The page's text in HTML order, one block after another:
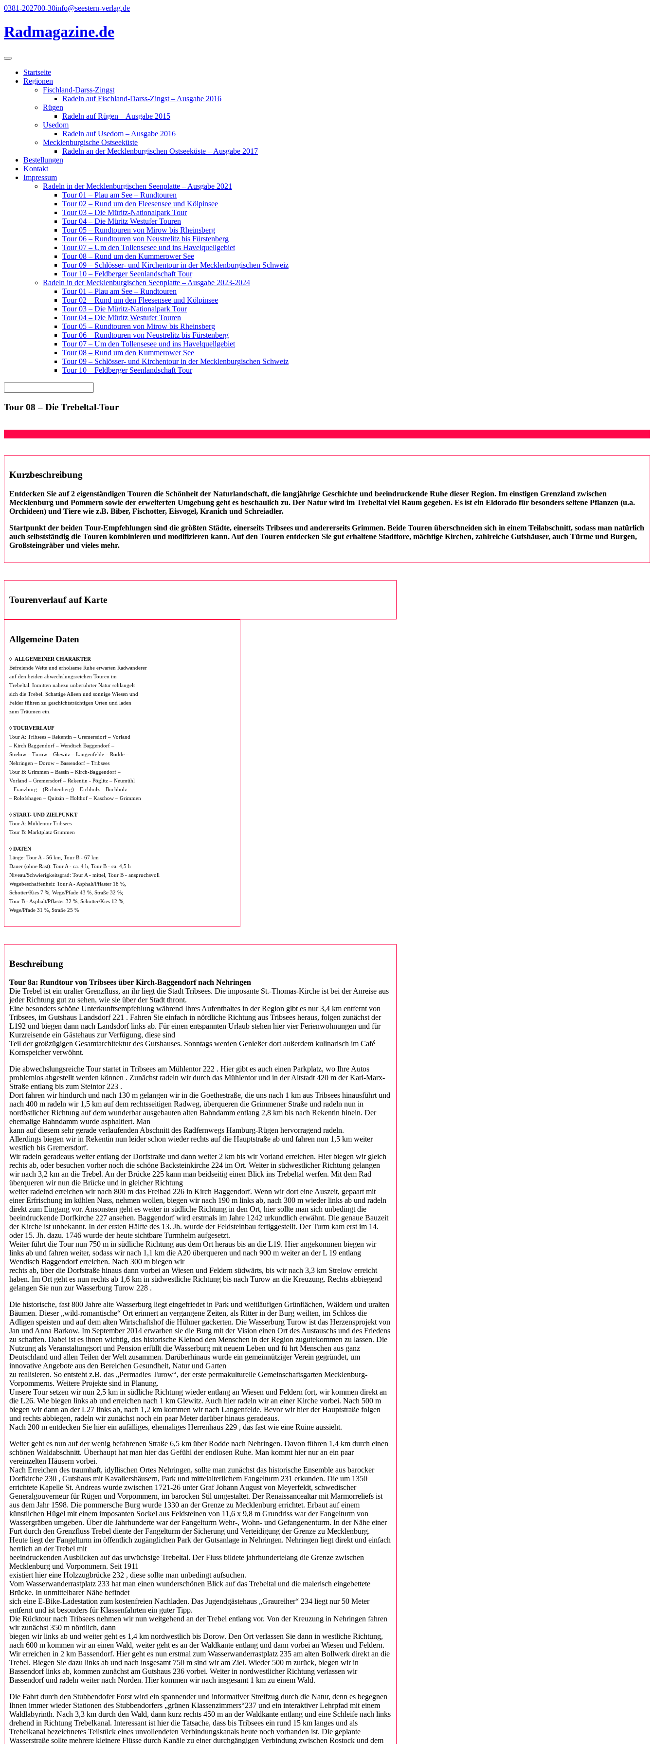
Direkt
Inhalt
0381-202700-30info@seestern-verlag.de
Radmagazine.de
Startseite
Regionen
Fischland-Darss-Zingst
Radeln auf Fischland-Darss-Zingst – Ausgabe 2016
Rügen
Radeln auf Rügen – Ausgabe 2015
Usedom
Radeln auf Usedom – Ausgabe 2016
Mecklenburgische Ostseeküste
Radeln an der Mecklenburgischen Ostseeküste – Ausgabe 2017
Bestellungen
Kontakt
Impressum
Radeln in der Mecklenburgischen Seenplatte – Ausgabe 2021
Tour 01 – Plau am See – Rundtouren
Tour 02 – Rund um den Fleesensee und Kölpinsee
Tour 03 – Die Müritz-Nationalpark Tour
Tour 04 – Die Müritz Westufer Touren
Tour 05 – Rundtouren von Mirow bis Rheinsberg
Tour 06 – Rundtouren von Neustrelitz bis Fürstenberg
Tour 07 – Um den Tollensesee und ins Havelquellgebiet
Tour 08 – Rund um den Kummerower See
Tour 09 – Schlösser- und Kirchentour in der Mecklenburgischen Schweiz
Tour 10 – Feldberger Seenlandschaft Tour
Radeln in der Mecklenburgischen Seenplatte – Ausgabe 2023-2024
Tour 01 – Plau am See – Rundtouren
Tour 02 – Rund um den Fleesensee und Kölpinsee
Tour 03 – Die Müritz-Nationalpark Tour
Tour 04 – Die Müritz Westufer Touren
Tour 05 – Rundtouren von Mirow bis Rheinsberg
Tour 06 – Rundtouren von Neustrelitz bis Fürstenberg
Tour 07 – Um den Tollensesee und ins Havelquellgebiet
Tour 08 – Rund um den Kummerower See
Tour 09 – Schlösser- und Kirchentour in der Mecklenburgischen Schweiz
Tour 10 – Feldberger Seenlandschaft Tour
Tour 08 – Die Trebeltal-Tour
Kurzbeschreibung
Entdecken Sie auf 2 eigenständigen Touren die Schönheit der Naturlandschaft, die langjährige Geschichte und beeindruckende Ruhe dieser Region. Im einstigen Grenzland zwischen
Mecklenburg und Pommern sowie der erweiterten Umgebung geht es beschaulich zu. Der Natur wird im Trebeltal viel Raum gegeben. Es ist ein Eldorado für besonders seltene Pflanzen (u.a.
Orchideen) und Tiere wie z.B. Biber, Fischotter, Eisvogel, Kranich und Schreiadler.
Startpunkt der beiden Tour-Empfehlungen sind die größten Städte, einerseits Tribsees und andererseits Grimmen. Beide Touren überschneiden sich in einem Teilabschnitt, sodass man natürlich
auch selbstständig die Touren kombinieren und modifizieren kann. Auf den Touren entdecken Sie gut erhaltene Stadttore, mächtige Kirchen, zahlreiche Gutshäuser, auch Türme und Burgen,
Großsteingräber und vieles mehr.
Tourenverlauf auf Karte
Allgemeine Daten
◊
ALLGEMEINER CHARAKTER
Befreiende Weite und erholsame Ruhe erwarten Radwanderer
auf den beiden abwechslungsreichen Touren im
Trebeltal. Inmitten nahezu unberührter Natur schlängelt
sich die Trebel. Schattige Alleen und sonnige Wiesen und
Felder führen zu geschichtsträchtigen Orten und laden
zum Träumen ein.
◊ TOURVERLAUF
Tour A: Tribsees – Rekentin – Gremersdorf – Vorland
– Kirch Baggendorf – Wendisch Baggendorf –
Strelow – Turow – Glewitz – Langenfelde – Rodde –
Nehringen – Dorow – Bassendorf – Tribsees
Tour B: Grimmen – Bassin – Kirch-Baggendorf –
Vorland – Gremersdorf – Rekentin - Pöglitz – Neumühl
– Franzburg – (Richtenberg) – Eichholz – Buchholz
– Rolofshagen – Quitzin – Holthof – Kaschow – Grimmen
◊ START- UND ZIELPUNKT
Tour A: Mühlentor Tribsees
Tour B: Marktplatz Grimmen
◊ DATEN
Länge: Tour A - 56 km, Tour B - 67 km
Dauer (ohne Rast): Tour A - ca. 4 h, Tour B - ca. 4,5 h
Niveau/Schwierigkeitsgrad: Tour A - mittel, Tour B - anspruchsvoll
Wegebeschaffenheit: Tour A - Asphalt/Pflaster 18 %,
Schotter/Kies 7 %, Wege/Pfade 43 %, Straße 32 %;
Tour B - Asphalt/Pflaster 32 %, Schotter/Kies 12 %,
Wege/Pfade 31 %, Straße 25 %
Beschreibung
Tour 8a: Rundtour von Tribsees über Kirch-Baggendorfnach Nehringen
Die Trebel ist ein uralter Grenzfluss, an ihr liegt die Stadt Tribsees. Die imposante St.-Thomas-Kirche ist bei der Anreise aus
jeder Richtung gut zu sehen, wie sie über der Stadt thront.
Eine besonders schöne Unterkunftsempfehlung während Ihres Aufenthaltes in der Region gibt es nur 3,4 km entfernt von
Tribsees, im Gutshaus Landsdorf 221 . Fahren Sie einfach in nördliche Richtung aus Tribsees heraus, folgen zunächst der
L192 und biegen dann nach Landsdorf links ab. Für einen entspannten Urlaub stehen hier vier Ferienwohnungen und für
Kurzreisende ein Gästehaus zur Verfügung, diese sind
Teil der großzügigen Gesamtarchitektur des Gutshauses. Sonntags werden Genießer dort außerdem kulinarisch im Café
Kornspeicher verwöhnt.
Die abwechslungsreiche Tour startet in Tribsees am Mühlentor 222 . Hier gibt es auch einen Parkplatz, wo Ihre Autos
problemlos abgestellt werden können . Zunächst radeln wir durch das Mühlentor und in der Altstadt 420 m der Karl-Marx-
Straße entlang bis zum Steintor 223 .
Dort fahren wir hindurch und nach 130 m gelangen wir in die Goethestraße, die uns nach 1 km aus Tribsees hinausführt und
nach 400 m radeln wir 1,5 km auf dem rechtsseitigen Radweg, überqueren die Grimmener Straße und radeln nun in
nordöstlicher Richtung auf dem wunderbar ausgebauten alten Bahndamm entlang 2,8 km bis nach Rekentin hinein. Der
ehemalige Bahndamm wurde asphaltiert. Man
kann auf diesem sehr gerade verlaufenden Abschnitt des Radfernwegs Hamburg-Rügen hervorragend radeln.
Allerdings biegen wir in Rekentin nun leider schon wieder rechts auf die Hauptstraße ab und fahren nun 1,5 km weiter
westlich bis Gremersdorf.
Wir radeln geradeaus weiter entlang der Dorfstraße und dann weiter 2 km bis wir Vorland erreichen. Hier biegen wir gleich
rechts ab, oder besuchen vorher noch die schöne Backsteinkirche 224 im Ort. Weiter in südwestlicher Richtung gelangen
wir nach 3,2 km an die Trebel. An der Brücke 225 kann man beidseitig einen Blick ins Trebeltal werfen. Mit dem Rad
überqueren wir nun die Brücke und in gleicher Richtung
weiter radelnd erreichen wir nach 800 m das Freibad 226 in Kirch Baggendorf. Wenn wir dort eine Auszeit, gepaart mit
einer Erfrischung im kühlen Nass, nehmen wollen, biegen wir nach 190 m links ab, nach 300 m wieder links ab und radeln
direkt zum Eingang vor. Ansonsten geht es weiter in südliche Richtung in den Ort, hier sollte man sich unbedingt die
beeindruckende Dorfkirche 227 ansehen. Baggendorf wird erstmals im Jahre 1242 urkundlich erwähnt. Die genaue Bauzeit
der Kirche ist unbekannt. In der ersten Hälfte des 13. Jh. wurde der Feldsteinbau fertiggestellt. Der Turm kam erst im 14.
oder 15. Jh. dazu. 1746 wurde der heute sichtbare Turmhelm aufgesetzt.
Weiter führt die Tour nun 750 m in südliche Richtung aus dem Ort heraus bis an die L19. Hier angekommen biegen wir
links ab und fahren weiter, sodass wir nach 1,1 km die A20 überqueren und nach 900 m weiter an der L 19 entlang
Wendisch Baggendorf erreichen. Nach 300 m biegen wir
rechts ab, über die Dorfstraße hinaus dann vorbei an Wiesen und Feldern südwärts, bis wir nach 3,3 km Strelow erreicht
haben. Im Ort geht es nun rechts ab 1,6 km in südwestliche Richtung bis nach Turow an die Kreuzung. Rechts abbiegend
gelangen Sie nun zur Wasserburg Turow 228 .
Die historische, fast 800 Jahre alte Wasserburg liegt eingefriedet in Park und weitläufigen Grünflächen, Wäldern und uralten
Bäumen. Dieser „wild-romantische“ Ort erinnert an vergangene Zeiten, als Ritter in der Burg weilten, im Schloss die
Adligen speisten und auf dem alten Wirtschaftshof die Hühner gackerten. Die Wasserburg Turow ist das Herzensprojekt von
Jan und Anna Barkow. Im September 2014 erwarben sie die Burg mit der Vision einen Ort des Austauschs und des Friedens
zu schaffen. Dabei ist es ihnen wichtig, das historische Kleinod den Menschen in der Region zugutekommen zu lassen. Die
Nutzung als Veranstaltungsort und Pension erfüllt die Wasserburg mit neuem Leben und fü hrt Menschen aus ganz
Deutschland und allen Teilen der Welt zusammen. Darüberhinaus wurde ein gemeinnütziger Verein gegründet, um
innovative Angebote aus den Bereichen Gesundheit, Natur und Garten
zu realisieren. So entsteht z.B. das „Permadies Turow“, der erste permakulturelle Gemeinschaftsgarten Mecklenburg-
Vorpommerns. Weitere Projekte sind in Planung.
Unsere Tour setzen wir nun 2,5 km in südliche Richtung wieder entlang an Wiesen und Feldern fort, wir kommen direkt an
die L26. Wie biegen links ab und erreichen nach 1 km Glewitz. Auch hier radeln wir an einer Kirche vorbei. Nach 500 m
biegen wir dann an der L27 links ab, nach 1,2 km kommen wir nach Langenfelde. Bevor wir hier der Hauptstraße folgen
und rechts abbiegen, radeln wir zunächst noch ein paar Meter darüber hinaus geradeaus.
Nach 200 m entdecken Sie hier ein aufälliges, ehemaliges Herrenhaus 229 , das fast wie eine Ruine aussieht.
Weiter geht es nun auf der wenig befahrenen Straße 6,5 km über Rodde nach Nehringen. Davon führen 1,4 km durch einen
schönen Waldabschnitt. Überhaupt hat man hier das Gefühl der endlosen Ruhe. Man kommt hier nur an ein paar
vereinzelten Häusern vorbei.
Nach Erreichen des traumhaft, idyllischen Ortes Nehringen, sollte man zunächst das historische Ensemble aus barocker
Dorfkirche 230 , Gutshaus mit Kavaliershäusern, Park und mittelalterlichem Fangelturm 231 erkunden. Die um 1350
errichtete Kapelle St. Andreas wurde zwischen 1721-26 unter Graf Johann August von Meyerfeldt, schwedischer
Generalgouverneur für Rügen und Vorpommern, im barocken Stil umgestaltet. Der Renaissancealtar mit Marmorreliefs ist
aus dem Jahr 1598. Die pommersche Burg wurde 1330 an der Grenze zu Mecklenburg errichtet. Erbaut auf einem
künstlichen Hügel mit einem imposanten Sockel aus Feldsteinen von 11,6 x 9,8 m Grundriss war der Fangelturm von
Wassergräben umgeben. Über die Jahrhunderte war der Fangelturm Wehr-, Wohn- und Gefangenenturm. In der Nähe einer
Furt durch den Grenzfluss Trebel diente der Fangelturm der Sicherung und Verteidigung der Grenze zu Mecklenburg.
Heute liegt der Fangelturm im öffentlich zugänglichen Park der Gutsanlage in Nehringen. Nehringen liegt direkt und einfach
herrlich an der Trebel mit
beeindruckenden Ausblicken auf das urwüchsige Trebeltal. Der Fluss bildete jahrhundertelang die Grenze zwischen
Mecklenburg und Vorpommern. Seit 1911
existiert hier eine Holzzugbrücke 232 , diese sollte man unbedingt aufsuchen.
Vom Wasserwanderrastplatz 233 hat man einen wunderschönen Blick auf das Trebeltal und die malerisch eingebettete
Brücke. In unmittelbarer Nähe befindet
sich eine E-Bike-Ladestation zum kostenfreien Nachladen. Das Jugendgästehaus „Graureiher“ 234 liegt nur 50 Meter
entfernt und ist besonders für Klassenfahrten ein guter Tipp.
Die Rücktour nach Tribsees nehmen wir nun weitgehend an der Trebel entlang vor. Von der Kreuzung in Nehringen fahren
wir zunächst 350 m nördlich, dann
biegen wir links ab und weiter geht es 1,4 km nordwestlich bis Dorow. Den Ort verlassen Sie dann in westliche Richtung,
nach 600 m kommen wir an einen Wald, weiter geht es an der Waldkante entlang und dann vorbei an Wiesen und Feldern.
Wir erreichen in 2 km Bassendorf. Hier geht es nun erstmal zum Wasserwanderrastplatz 235 am alten Bollwerk direkt an die
Trebel. Biegen Sie dazu links ab und nach insgesamt 750 m sind wir am Ziel. Wieder 500 m zurück, biegen wir in
Bassendorf links ab, kommen zunächst am Gutshaus 236 vorbei. Weiter in nordwestlicher Richtung verlassen wir
Bassendorf und radeln weiter nach Norden. Hier kommen wir nach insgesamt 1 km zu einem Wald.
Die Fahrt durch den Stubbendofer Forst wird ein spannender und informativer Streifzug durch die Natur, denn es begegnen
Ihnen immer wieder Stationen des Stubbendorfers „grünen Klassenzimmers“237 und ein interaktiver Lehrpfad mit einem
Waldlabyrinth. Nach 3,3 km durch den Wald, dann kurz rechts 450 m an der Waldkante entlang und eine Schleife nach links
drehend in Richtung Trebelkanal. Interessant ist hier die Tatsache, dass bis Tribsees ein rund 15 km langes und als
Trebelkanal bezeichnetes Teilstück eines unvollendeten Verbindungskanals heute noch vorhanden ist. Die geplante
Wasserstraße sollte mehrere kleinere Flüsse durch Kanäle zu einer durchgängigen Verbindung zwischen Rostock und dem